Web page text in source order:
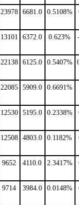
23978 6681.0 0.5108%
13101 6372.0 0.623%
22138 6125.0 0.5407%
22085 5909.0 0.6691%
12530 5195.0 0.2338%
12508 4803.0 0.1182%
9652 4110.0 2.3417%
9714 3984.0 0.0148%